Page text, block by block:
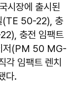
시장에 출시된
(TE 50-22), 충
충전 임팩트
저(PM 50 MG-
임팩트 렌치
다.